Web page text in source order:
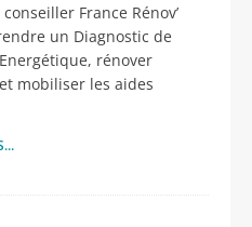
France Rénov’
un Diagnostic de
rénover
mobiliser les aides